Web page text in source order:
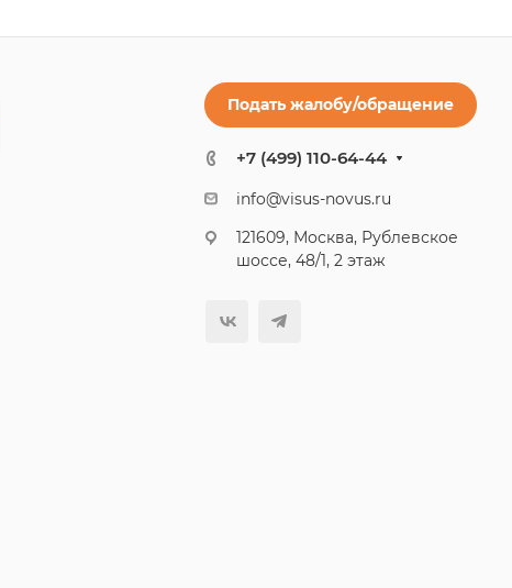
Подать жалобу/обращение
+7 (499) 110-64-44
info@visus-novus.ru
121609, Москва, Рублевское
шоссе, 48/1, 2 этаж